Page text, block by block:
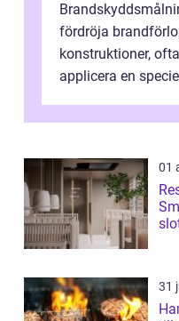
fördröja
konstruktioner,
applicera en
01
31